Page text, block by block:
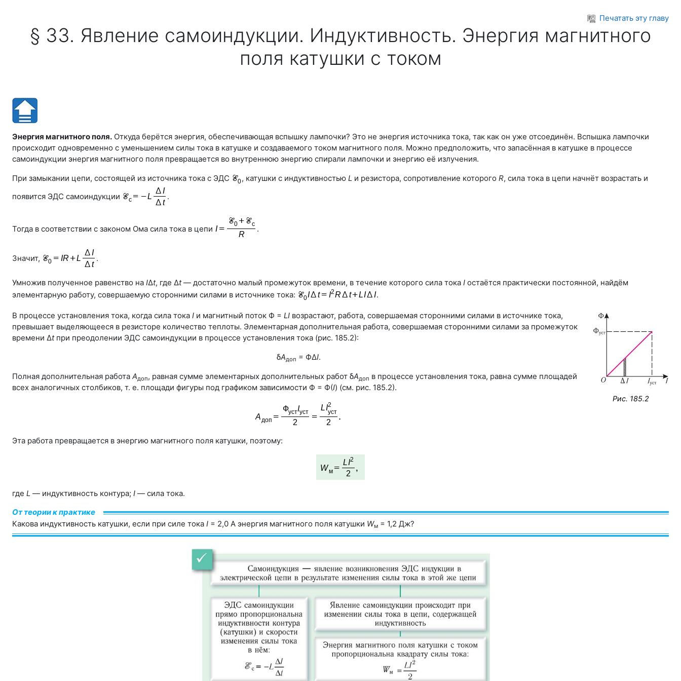
Печатать эту главу
§ 33. Явление самоиндукции. Индуктивность. Энергия магнитного
поля катушки с током
Энергия магнитного поля. Откуда берётся энергия, обеспечивающая вспышку лампочки? Это не энергия источника тока, так как он уже отсоединён. Вспышка лампочки
происходит одновременно с уменьшением силы тока в катушке и создаваемого током магнитного поля. Можно предположить, что запасённая в катушке в процессе
самоиндукции энергия магнитного поля превращается во внутреннюю энергию спирали лампочки и энергию её излучения.
При замыкании цепи, состоящей из источника тока с ЭДС
, катушки с индуктивностью L и резистора, сопротивление которого R, сила тока в цепи начнёт возрастать и
появится ЭДС самоиндукции
.
Тогда в соответствии с законом Ома сила тока в цепи .
Значит, .
Умножив полученное равенство на IΔt, где Δt— достаточно малый промежуток времени, в течение которого сила тока I остаётся практически постоянной, найдём
элементарную работу, совершаемую сторонними силами в источнике тока:
.
Рис. 185.2
В процессе установления тока, когда сила тока I и магнитный поток Ф = LI возрастают, работа, совершаемая сторонними силами в источнике тока,
превышает выделяющееся в резисторе количество теплоты. Элементарная дополнительная работа, совершаемая сторонними силами за промежуток
времени Δtпри преодолении ЭДС самоиндукции в процессе установления тока (рис. 185.2):
δAдоп = ФΔI.
Полная дополнительная работа Адоп, равная сумме элементарных дополнительных работ δAдоп в процессе установления тока, равна сумме площадей
всех аналогичных столбиков, т. е. площади фигуры под графиком зависимости Ф = Ф(I) (см. рис. 185.2).
Эта работа превращается в энергию магнитного поля катушки, поэтому:
где L — индуктивность контура; I — сила тока.
От теории к практике
Какова индуктивность катушки, если при силе тока I = 2,0 А энергия магнитного поля катушки Wм = 1,2 Дж?